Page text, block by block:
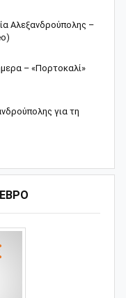
Αλεξανδρούπολης –
– «Πορτοκαλί»
για τη